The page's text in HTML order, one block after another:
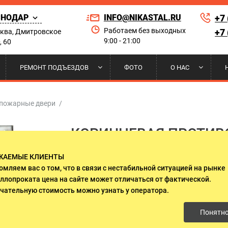
Дмитровское
60
INFO@NIKASTAL.RU
Работаем без выходных
9:00 - 21:00
+7
+7
ДВЕРИ ДВЕРИ ИЗ МАССИВА ДЕРЕВА
СТЕКЛОМ И КОВКОЙ
ДАЧИ
ДВЕРИ С ОСТЕКЛЕНИЕМ
КОНДИЦИОНЕР
НАД КРЫЛЬЦОМ
РЕМОНТ ПОДЪЕЗДОВ
ДВЕРИ
ФОТО О НАС
И УСТАНОВКА
ГАРАНТИИ СЕРТИФИКАТЫ
двери /
КОРИЧНЕВАЯ
ОЦИНКОВАННОЙ
АРТ-160
(1 отзыв клиента)
КЛИЕНТЫ
вас о том, что в связи с нестабильной ситуацией на рынке
цена на сайте может отличаться от фактической.
стоимость можно узнать у оператора.